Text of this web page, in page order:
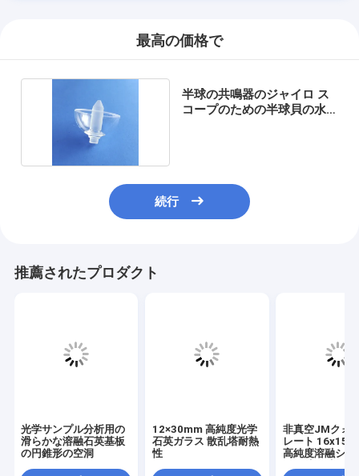
最高の価格で
半球の共鳴器のジャイロ ス
コープのための半球貝の水
続行
推薦されたプロダクト
光学サンプル分析用の
滑らかな溶融石英基板
の円錐形の空洞
12×30mm 高純度光学
石英ガラス 散乱塔耐熱
性
非真空JMクォ
レート
高純度溶融シリ